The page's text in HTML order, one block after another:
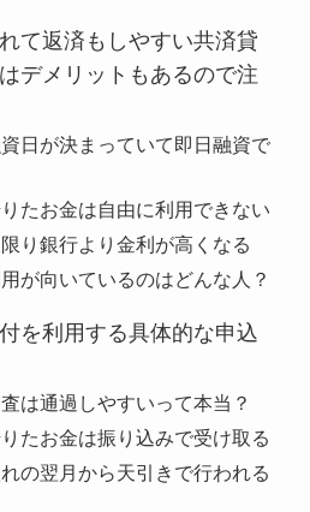
て返済もしやすい共済貸
デメリットもあるので注
日が決まっていて即日融資で
たお金は自由に利用できない
り銀行より金利が高くなる
が向いているのはどんな人？
を利用する具体的な申込
は通過しやすいって本当？
たお金は振り込みで受け取る
の翌月から天引きで行われる